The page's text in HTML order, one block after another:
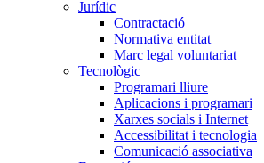
Jurídic
Contractació
Normativa entitat
Marc legal voluntariat
Tecnològic
Programari lliure
Aplicacions i programari
Xarxes socials i Internet
Accessibilitat i tecnologia
Comunicació associativa